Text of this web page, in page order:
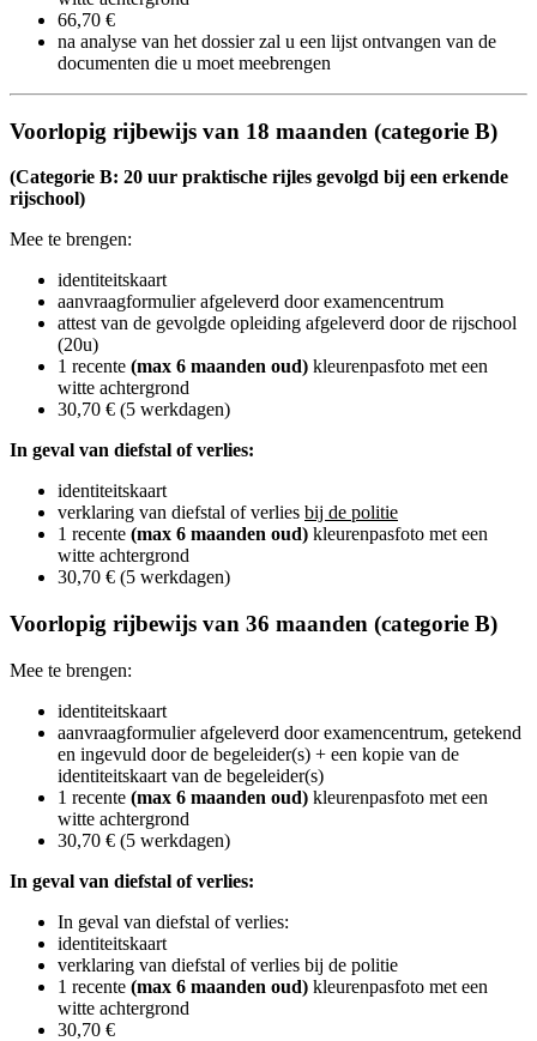
66,70 €
na analyse van het dossier zal u een lijst ontvangen van de
documenten die u moet meebrengen
Voorlopig rijbewijs van 18 maanden (categorie B)
(Categorie B: 20 uur praktische rijles gevolgd bij een erkende
rijschool)
Mee te brengen:
identiteitskaart
aanvraagformulier afgeleverd door examencentrum
attest van de gevolgde opleiding afgeleverd door de rijschool
(20u)
1 recente (max 6 maanden oud) kleurenpasfoto​ met een
witte achtergrond
30,70 € (5 werkdagen)
In geval van diefstal of verlies:
identiteitskaart
verklaring van diefstal of verlies bij de politie
1 recente (max 6 maanden oud) kleurenpasfoto​ met een
witte achtergrond
30,70 € (5 werkdagen)
Voorlopig rijbewijs van 36 maanden (categorie B)
Mee te brengen:
identiteitskaart
aanvraagformulier afgeleverd door examencentrum, getekend
en ingevuld door de begeleider(s) + een kopie van de
identiteitskaart van de begeleider(s)
1 recente (max 6 maanden oud) kleurenpasfoto​ met een
witte achtergrond
30,70 € (5 werkdagen)
In geval van diefstal of verlies:
In geval van diefstal of verlies:
identiteitskaart
verklaring van diefstal of verlies bij de politie
1 recente (max 6 maanden oud) kleurenpasfoto​ met een
witte achtergrond
30,70 €